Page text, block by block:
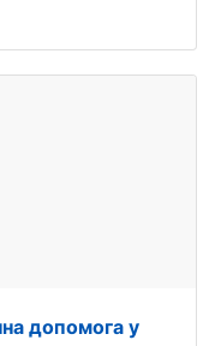
допомога у